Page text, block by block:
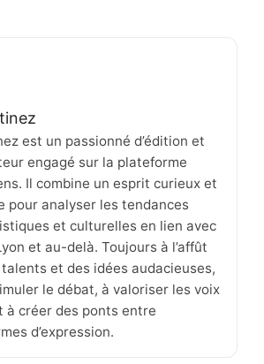
est un passionné d’édition et
engagé sur la plateforme
Il combine un esprit curieux et
pour analyser les tendances
et culturelles en lien avec
et au-delà. Toujours à l’affût
et des idées audacieuses,
le débat, à valoriser les voix
à créer des ponts entre
d’expression.